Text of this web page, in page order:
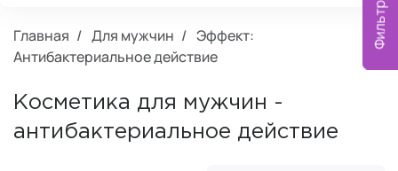
Фильтр
Главная Для мужчин
Эффект:
Антибактериальное действие
Косметика для мужчин -
антибактериальное действие